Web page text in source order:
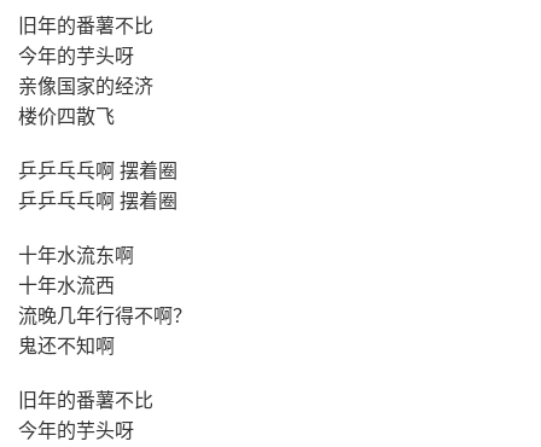
旧年的番薯不比
今年的芋头呀
亲像国家的经济
楼价四散飞
乒乒乓乓啊 摆着圈
乒乒乓乓啊 摆着圈
十年水流东啊
十年水流西
流晚几年行得不啊？
鬼还不知啊
旧年的番薯不比
今年的芋头呀